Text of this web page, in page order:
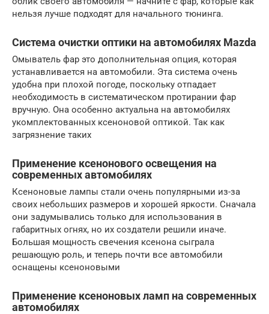
нельзя лучше подходят для начального тюнинга.
Система очистки оптики на автомобилях Mazda
Омыватель фар это дополнительная опция, которая
устанавливается на автомобили. Эта система очень
удобна при плохой погоде, поскольку отпадает
необходимость в систематическом протирании фар
вручную. Она особенно актуальна на автомобилях
укомплектованных ксеноновой оптикой. Так как
загрязнение таких
Применение ксенонового освещения на
современных автомобилях
Ксеноновые лампы стали очень популярными из-за
своих небольших размеров и хорошей яркости. Сначала
они задумывались только для использования в
габаритных огнях, но их создатели решили иначе.
Большая мощность свечения ксенона сыграла
решающую роль, и теперь почти все автомобили
оснащены ксеноновыми
Применение ксеноновых ламп на современных
автомобилях